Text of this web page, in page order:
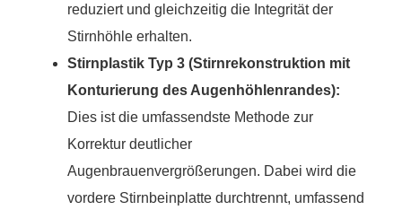
reduziert und gleichzeitig die Integrität der
Stirnhöhle erhalten.
Stirnplastik Typ 3 (Stirnrekonstruktion mit
Konturierung des Augenhöhlenrandes):
Dies ist die umfassendste Methode zur
Korrektur deutlicher
Augenbrauenvergrößerungen. Dabei wird die
vordere Stirnbeinplatte durchtrennt, umfassend